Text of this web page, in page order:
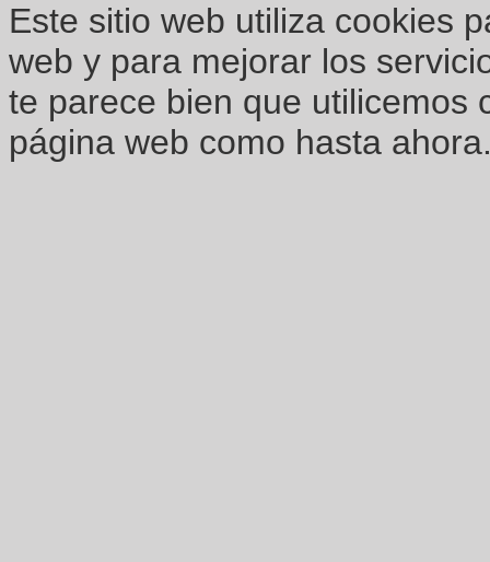
Este sitio web utiliza cookies
web y para mejorar los
te parece bien que utilicemos
página web como hasta